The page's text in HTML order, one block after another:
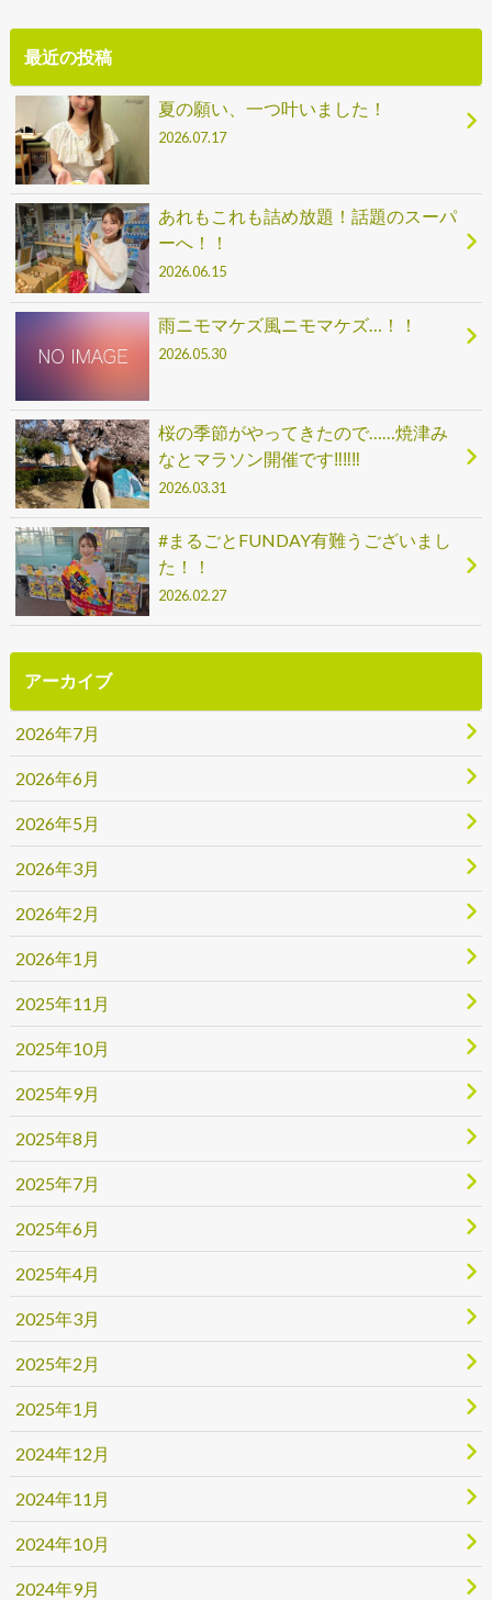
最近の投稿
夏の願い、一つ叶いました！
2026.07.17
あれもこれも詰め放題！話題のスーパ
ーへ！！
2026.06.15
雨ニモマケズ風ニモマケズ…！！
2026.05.30
桜の季節がやってきたので……焼津み
なとマラソン開催です‼‼‼
2026.03.31
#まるごとFUNDAY有難うございまし
た！！
2026.02.27
アーカイブ
2026年7月
2026年6月
2026年5月
2026年3月
2026年2月
2026年1月
2025年11月
2025年10月
2025年9月
2025年8月
2025年7月
2025年6月
2025年4月
2025年3月
2025年2月
2025年1月
2024年12月
2024年11月
2024年10月
2024年9月